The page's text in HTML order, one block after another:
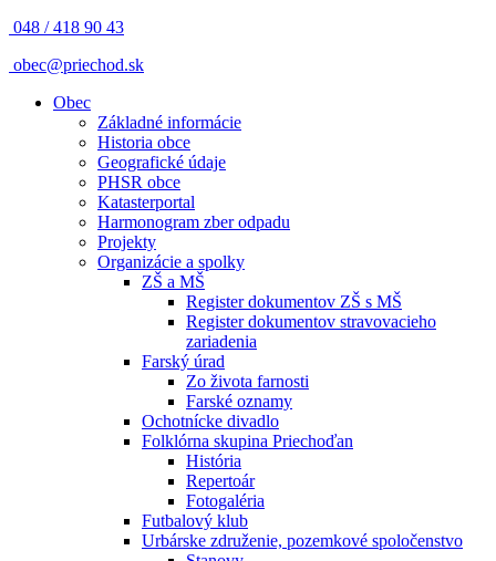
048 / 418 90 43
obec@priechod.sk
Obec
Základné informácie
Historia obce
Geografické údaje
PHSR obce
Katasterportal
Harmonogram zber odpadu
Projekty
Organizácie a spolky
ZŠ a MŠ
Register dokumentov ZŠ s MŠ
Register dokumentov stravovacieho
zariadenia
Farský úrad
Zo života farnosti
Farské oznamy
Ochotnícke divadlo
Folklórna skupina Priechoďan
História
Repertoár
Fotogaléria
Futbalový klub
Urbárske združenie, pozemkové spoločenstvo